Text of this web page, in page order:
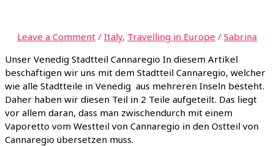
Leave a Comment / Italy, Travelling in Europe / Sabrina
Unser Venedig Stadtteil Cannaregio In diesem Artikel
beschäftigen wir uns mit dem Stadtteil Cannaregio, welcher
wie alle Stadtteile in Venedig aus mehreren Inseln besteht.
Daher haben wir diesen Teil in 2 Teile aufgeteilt. Das liegt
vor allem daran, dass man zwischendurch mit einem
Vaporetto vom Westteil von Cannaregio in den Ostteil von
Cannaregio übersetzen muss.